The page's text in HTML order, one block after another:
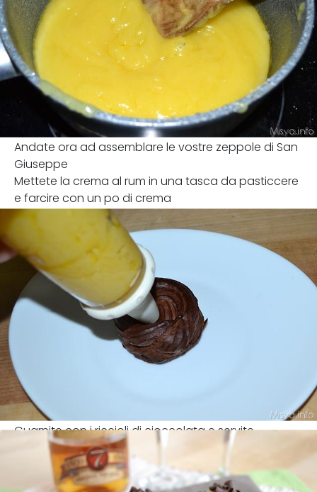
Andate ora ad assemblare le vostre zeppole di San
Giuseppe
Mettete la crema al rum in una tasca da pasticcere
e farcire con un po di crema
Guarnite con i riccioli di cioccolata e servite